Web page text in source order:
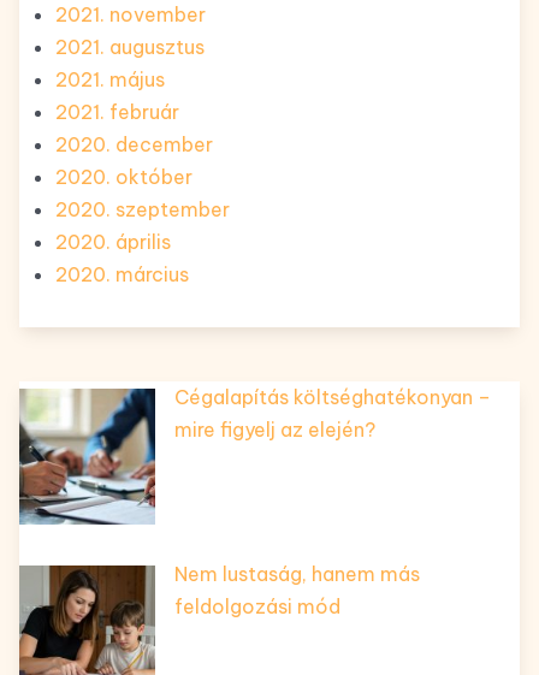
2021. november
2021. augusztus
2021. május
2021. február
2020. december
2020. október
2020. szeptember
2020. április
2020. március
Cégalapítás költséghatékonyan –
mire figyelj az elején?
Nem lustaság, hanem más
feldolgozási mód